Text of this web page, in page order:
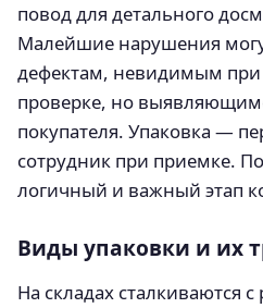
повод для детального
Малейшие нарушения
дефектам, невидимым при
проверке, но
покупателя. Упаковка —
сотрудник при приемке.
логичный и важный этап
Виды упаковки и их
На складах сталкиваются